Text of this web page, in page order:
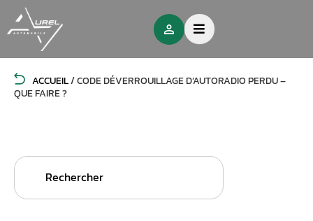
ACCUEIL/CODE DÉVERROUILLAGE D’AUTORADIO PERDU –
QUE FAIRE ?
Search